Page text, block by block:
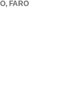
, FARO